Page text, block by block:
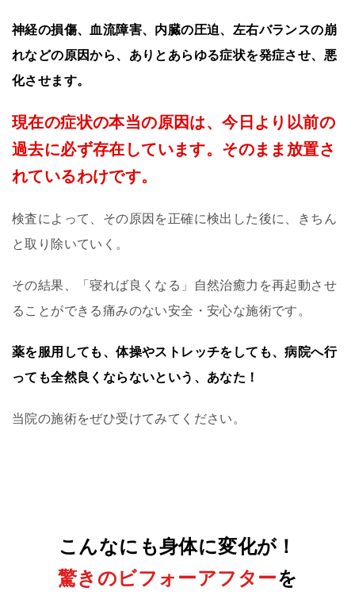
神経の損傷、血流障害、内臓の圧迫、左右バランスの崩
れなどの原因から、ありとあらゆる症状を発症させ、悪
化させます。
現在の症状の本当の原因は、今日より以前の
過去に必ず存在しています。そのまま放置さ
れているわけです。
検査によって、その原因を正確に検出した後に、きちん
と取り除いていく。
その結果、「寝れば良くなる」自然治癒力を再起動させ
ることができる痛みのない安全・安心な施術です。
薬を服用しても、体操やストレッチをしても、病院へ行
っても全然良くならないという、あなた！
当院の施術をぜひ受けてみてください。
こんなにも身体に変化が！
驚きのビフォーアフターを